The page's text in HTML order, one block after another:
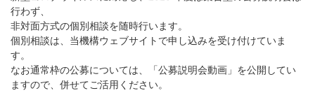
行わず、
非対面方式の個別相談を随時行います。
個別相談は、当機構ウェブサイトで申し込みを受け付けていま
す。
なお通常枠の公募については、「公募説明会動画」を公開してい
ますので、併せてご活用ください。